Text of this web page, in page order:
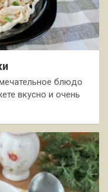
блюдо
вкусно и очень